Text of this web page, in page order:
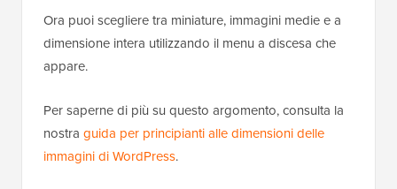
Ora puoi scegliere tra miniature, immagini medie e a
dimensione intera utilizzando il menu a discesa che
appare.
Per saperne di più su questo argomento, consulta la
nostra guida per principianti alle dimensioni delle
immagini di WordPress.